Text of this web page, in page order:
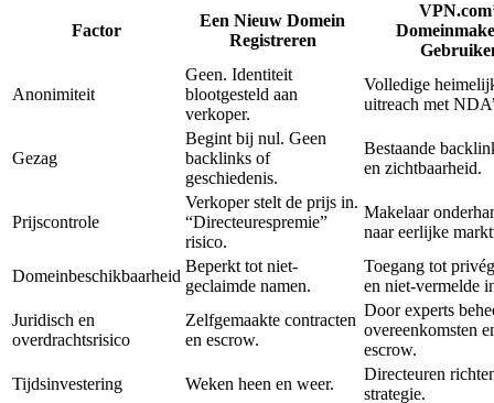
Factor
Een Nieuw Domein
Registreren
Anonimiteit
Geen. Identiteit
blootgesteld aan
verkoper.
Volledige
uitreach met
Gezag
Begint bij nul. Geen
backlinks of
geschiedenis.
Bestaande
en zichtbaarheid.
Prijscontrole
Verkoper stelt de prijs in.
“Directeurespremie”
risico.
Makelaar
naar eerlijke
Domeinbeschikbaarheid
Beperkt tot niet-
geclaimde namen.
Toegang tot
en niet-vermelde
Juridisch en
overdrachtsrisico
Zelfgemaakte contracten
en escrow.
Door experts
overeenkomsten
escrow.
Tijdsinvestering
Weken heen en weer.
Directeuren
strategie.